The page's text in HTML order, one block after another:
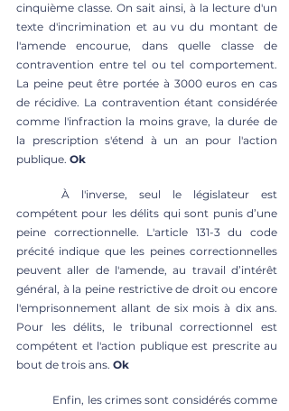
cinquième classe. On sait ainsi, à la lecture d'un
texte d'incrimination et au vu du montant de
l'amende encourue, dans quelle classe de
contravention entre tel ou tel comportement.
La peine peut être portée à 3000 euros en cas
de récidive. La contravention étant considérée
comme l'infraction la moins grave, la durée de
la prescription s'étend à un an pour l'action
publique. Ok
compétent pour les délits qui sont punis d’une
peine correctionnelle. L'article 131-3 du code
précité indique que les peines correctionnelles
peuvent aller de l'amende, au travail d’intérêt
général, à la peine restrictive de droit ou encore
l'emprisonnement allant de six mois à dix ans.
Pour les délits, le tribunal correctionnel est
compétent et l'action publique est prescrite au
bout de trois ans. Ok